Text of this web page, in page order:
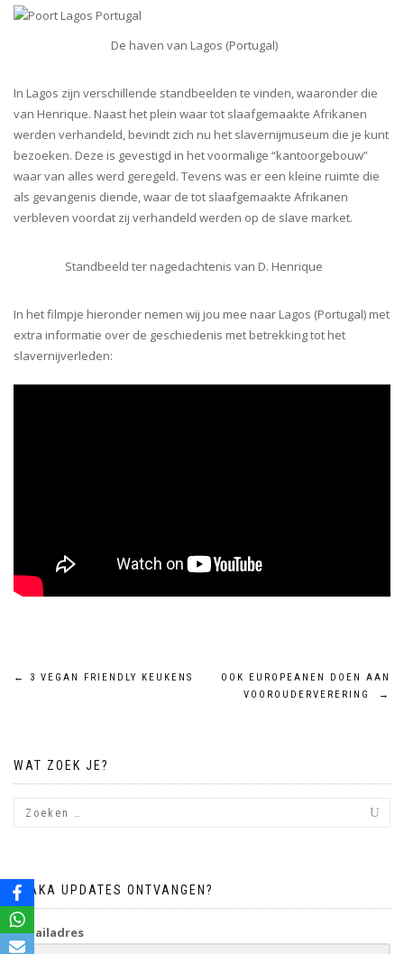
De haven van Lagos (Portugal)
In Lagos zijn verschillende standbeelden te vinden, waaronder die
van Henrique. Naast het plein waar tot slaafgemaakte Afrikanen
werden verhandeld, bevindt zich nu het slavernijmuseum die je kunt
bezoeken. Deze is gevestigd in het voormalige “kantoorgebouw”
waar van alles werd geregeld. Tevens was er een kleine ruimte die
als gevangenis diende, waar de tot slaafgemaakte Afrikanen
verbleven voordat zij verhandeld werden op de slave market.
Standbeeld ter nagedachtenis van D. Henrique
In het filmpje hieronder nemen wij jou mee naar Lagos (Portugal) met
extra informatie over de geschiedenis met betrekking tot het
slavernijverleden:
Bericht
← 3 VEGAN FRIENDLY KEUKENS
OOK EUROPEANEN DOEN AAN
VOOROUDERVERERING
→
WAT ZOEK JE?
BLAKA UPDATES ONTVANGEN?
E-mailadres